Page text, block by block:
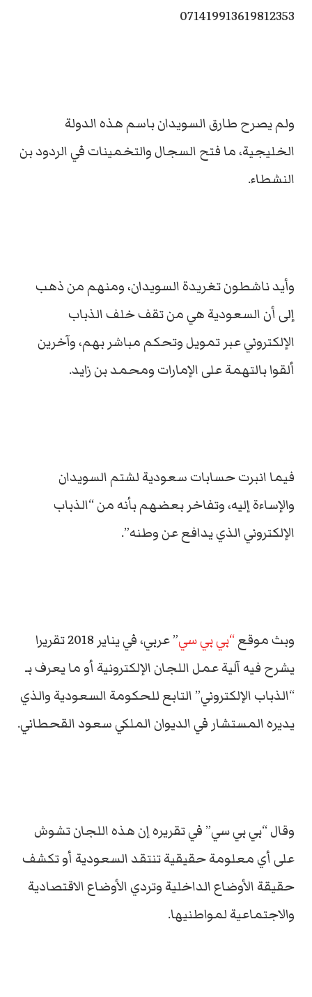
071419913619812353
ولم يصرح طارق السويدان باسم هذه الدولة
الخليجية، ما فتح السجال والتخمينات في الردود بن
النشطاء.
وأيد ناشطون تغريدة السويدان، ومنهم من ذهب
إلى أن السعودية هي من تقف خلف الذباب
الإلكتروني عبر تمويل وتحكم مباشر بهم، وآخرين
ألقوا بالتهمة على الإمارات ومحمد بن زايد.
فيما انبرت حسابات سعودية لشتم السويدان
والإساءة إليه، وتفاخر بعضهم بأنه من “الذباب
الإلكتروني الذي يدافع عن وطنه”.
وبث موقع“بي بي سي
” عربي، في يناير 2018 تقريرا
يشرح فيه آلية عمل اللجان الإلكترونية أو ما يعرف بـ
“الذباب الإلكتروني” التابع للحكومة السعودية والذي
يديره المستشار في الديوان الملكي سعود القحطاني.
وقال “بي بي سي” في تقريره إن هذه اللجان تشوش
على أي معلومة حقيقية تنتقد السعودية أو تكشف
حقيقة الأوضاع الداخلية وتردي الأوضاع الاقتصادية
والاجتماعية لمواطنيها.